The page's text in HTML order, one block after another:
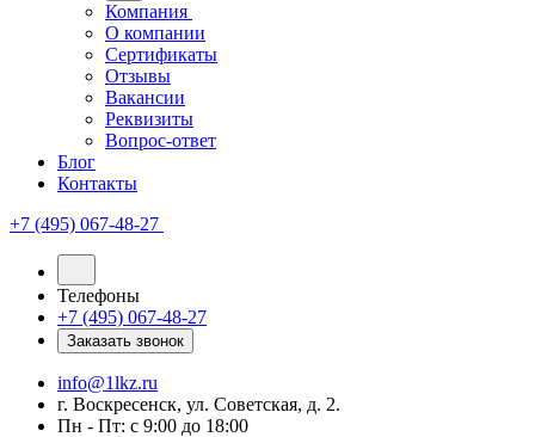
Компания
О компании
Сертификаты
Отзывы
Вакансии
Реквизиты
Вопрос-ответ
Блог
Контакты
+7 (495) 067-48-27
Телефоны
+7 (495) 067-48-27
Заказать звонок
info@1lkz.ru
г. Воскресенск, ул. Советская, д. 2.
Пн - Пт: с 9:00 до 18:00